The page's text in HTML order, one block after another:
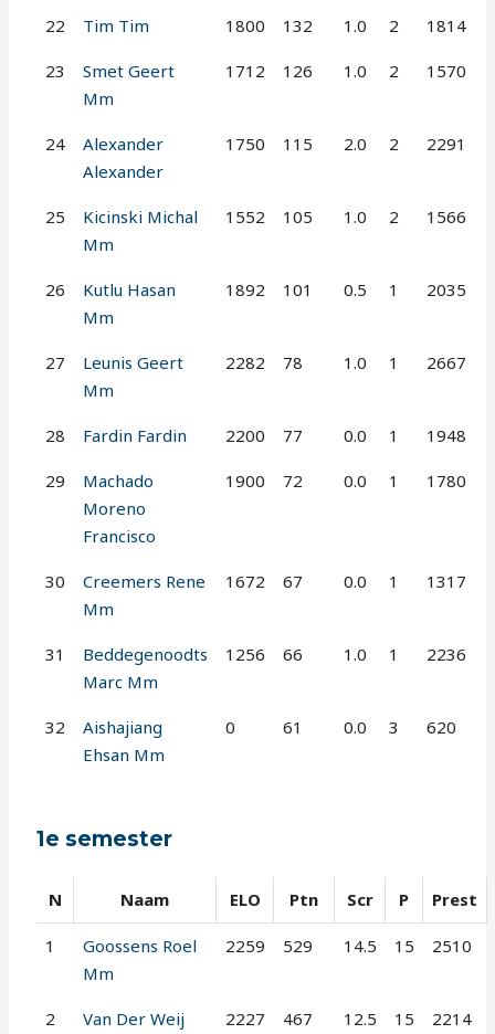
22 Tim Tim 1800 132 1.0 2 1814
23
Smet Geert
Mm
1712 126 1.0 2 1570
24
Alexander
Alexander
1750 115 2.0 2 2291
25
Kicinski Michal
Mm
1552 105 1.0 2 1566
26
Kutlu Hasan
Mm
1892 101 0.5 1 2035
27
Leunis Geert
Mm
2282 78 1.0 1 2667
28 Fardin Fardin 2200 77 0.0 1 1948
29
Machado
Moreno
Francisco
1900 72 0.0 1 1780
30
Creemers Rene
Mm
1672 67 0.0 1 1317
31
Beddegenoodts
Marc Mm
1256 66 1.0 1 2236
32
Aishajiang
Ehsan Mm
0 61 0.0 3 620
1e semester
N Naam ELO Ptn Scr P Prest
1
Goossens Roel
Mm
2259 529 14.5 15 2510
2
Van Der Weij
2227 467 12.5 15 2214